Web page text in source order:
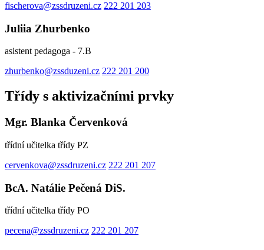
fischerova@zssdruzeni.cz 222 201 203
Juliia Zhurbenko
asistent pedagoga - 7.B
zhurbenko@zssduzeni.cz 222 201 200
Třídy s aktivizačními prvky
Mgr. Blanka Červenková
třídní učitelka třídy PZ
cervenkova@zssdruzeni.cz 222 201 207
BcA. Natálie Pečená DiS.
třídní učitelka třídy PO
pecena@zssdruzeni.cz 222 201 207